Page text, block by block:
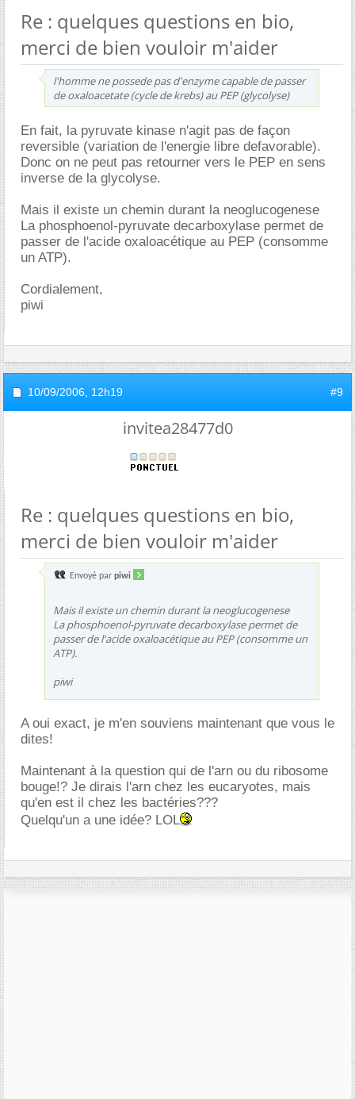
Re : quelques questions en bio,
merci de bien vouloir m'aider
l'homme ne possede pas d'enzyme capable de passer
de oxaloacetate (cycle de krebs) au PEP (glycolyse)
En fait, la pyruvate kinase n'agit pas de façon
reversible (variation de l'energie libre defavorable).
Donc on ne peut pas retourner vers le PEP en sens
inverse de la glycolyse.
Mais il existe un chemin durant la neoglucogenese
La phosphoenol-pyruvate decarboxylase permet de
passer de l'acide oxaloacétique au PEP (consomme
un ATP).
Cordialement,
piwi
10/09/2006, 12h19 #9
invitea28477d0
Re : quelques questions en bio,
merci de bien vouloir m'aider
Envoyé par piwi
Mais il existe un chemin durant la neoglucogenese
La phosphoenol-pyruvate decarboxylase permet de
passer de l'acide oxaloacétique au PEP (consomme un
ATP).
piwi
A oui exact, je m'en souviens maintenant que vous le
dites!
Maintenant à la question qui de l'arn ou du ribosome
bouge!? Je dirais l'arn chez les eucaryotes, mais
qu'en est il chez les bactéries???
Quelqu'un a une idée? LOL